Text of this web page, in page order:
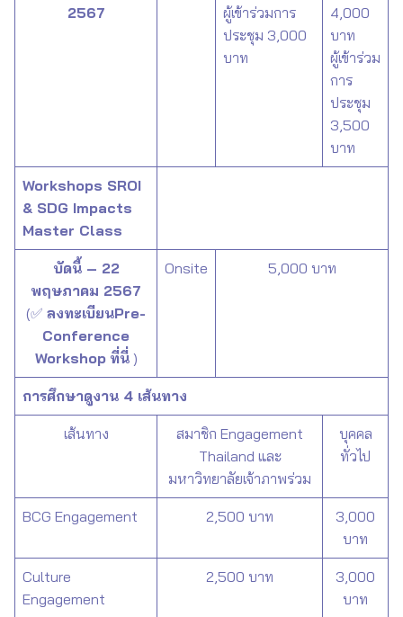
2567
ผู้เข้าร่วมการ
ประชุม 3,000
บาท
4,000
บาท
ผู้เข้าร่วม
การ
ประชุม
3,500
บาท
Workshops SROI
& SDG Impacts
Master Class
บัดนี้ – 22
พฤษภาคม 2567
(✅ ลงทะเบียนPre-
Conference
Workshop ที่นี่)
Onsite 5,000 บาท
การศึกษาดูงาน 4 เส้นทาง
เส้นทาง
สมาชิก Engagement
Thailand และ
มหาวิทยาลัยเจ้าภาพร่วม
บุคคล
ทั่วไป
BCG Engagement 2,500 บาท
3,000
บาท
Culture
Engagement
2,500 บาท
3,000
บาท